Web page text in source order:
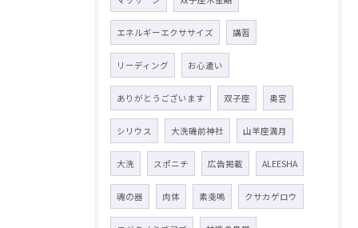
エネルギーエクササイズ 講習
リーディング お心遣い
ありがとうございます 双子座 奥宮
シリウス 大洗磯前神社 山羊座満月
大洗 スポニチ 広告掲載 ALEESHA
魂の器 肉体 素戔嗚 クサカゲロウ